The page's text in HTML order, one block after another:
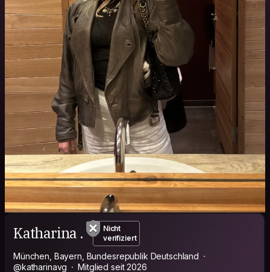
Katharina .
Nicht
verifiziert
München, Bayern, Bundesrepublik Deutschland
@katharinavg
Mitglied seit 2026